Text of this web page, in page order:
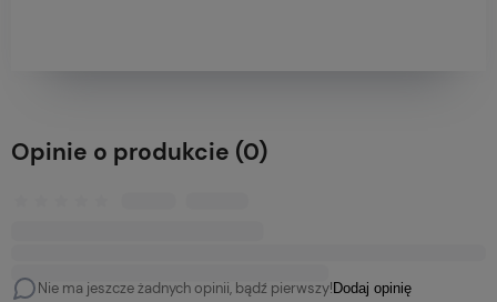
Opinie o produkcie (0)
Nie ma jeszcze żadnych opinii, bądź pierwszy! Dodaj opinię